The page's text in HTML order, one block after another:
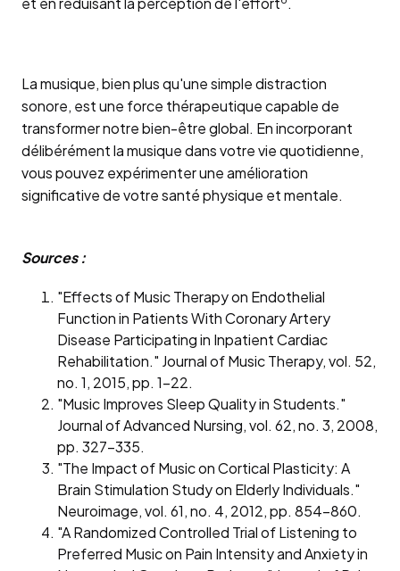
La musique, bien plus qu'une simple distraction
sonore, est une force thérapeutique capable de
transformer notre bien-être global. En incorporant
délibérément la musique dans votre vie quotidienne,
vous pouvez expérimenter une amélioration
significative de votre santé physique et mentale.
Sources :
"Effects of Music Therapy on Endothelial
Function in Patients With Coronary Artery
Disease Participating in Inpatient Cardiac
Rehabilitation." Journal of Music Therapy, vol. 52,
no. 1, 2015, pp. 1-22.
"Music Improves Sleep Quality in Students."
Journal of Advanced Nursing, vol. 62, no. 3, 2008,
pp. 327-335.
"The Impact of Music on Cortical Plasticity: A
Brain Stimulation Study on Elderly Individuals."
Neuroimage, vol. 61, no. 4, 2012, pp. 854-860.
"A Randomized Controlled Trial of Listening to
Preferred Music on Pain Intensity and Anxiety in